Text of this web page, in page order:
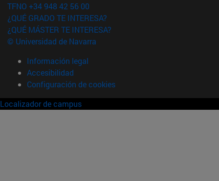
TFNO +34 948 42 56 00
¿QUÉ GRADO TE INTERESA?
¿QUÉ MÁSTER TE INTERESA?
© Universidad de Navarra
Información legal
Accesibilidad
Configuración de cookies
Localizador de campus